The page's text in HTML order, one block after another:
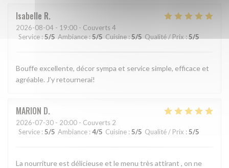
Isabelle R
2026-08-04 - 19:00 - Couverts 4
Service : 5/5 Ambiance : 5/5 Cuisine : 5/5 Qualité / Prix : 5/5
Bouffe excellente, décor sympa et service simple, efficace et
agréable. J’y retournerai!
MARION D
2026-07-30 - 20:00 - Couverts 2
Service : 5/5 Ambiance : 4/5 Cuisine : 5/5 Qualité / Prix : 5/5
La nourriture est délicieuse et le menu très attirant , on ne